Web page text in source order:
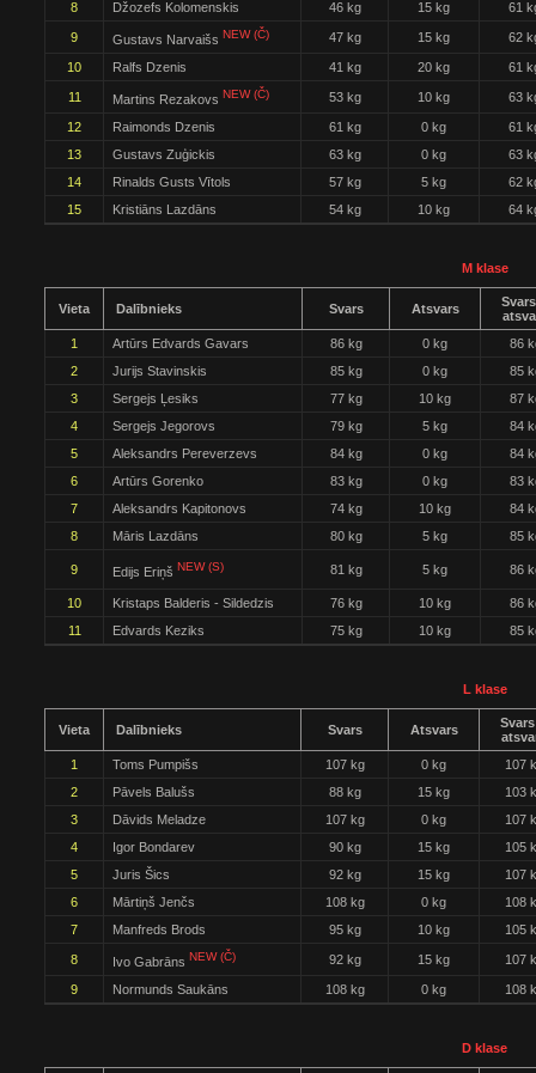
8
Džozefs Kolomenskis 46 kg 15 kg 61
9 Gustavs Narvaišs NEW (Č) 47 kg 15 kg 62
10 Ralfs Dzenis 41 kg 20 kg 61
11 Martins Rezakovs NEW (Č) 53 kg 10 kg 63
12 Raimonds Dzenis 61 kg 0 kg
61
13
Gustavs Zuģickis 63 kg 0 kg
63
14
Rinalds Gusts Vītols 57 kg 5 kg
62
15
Kristiāns Lazdāns 54 kg 10 kg 64
M klase
Vieta Dalībnieks Svars Atsvars
1
Artūrs Edvards Gavars 86 kg 0 kg
86
2
Jurijs Stavinskis 85 kg 0 kg
85
3
Sergejs Ļesiks 77 kg 10 kg
87
4
Sergejs Jegorovs 79 kg 5 kg
84
5
Aleksandrs Pereverzevs 84 kg 0 kg
84
6
Artūrs Gorenko 83 kg 0 kg
83
7
Aleksandrs Kapitonovs 74 kg 10 kg
84
8
Māris Lazdāns 80 kg 5 kg 85
9 Edijs Eriņš NEW (S) 81 kg 5 kg 86
10 Kristaps Balderis - Sildedzis 76 kg 10 kg
86
11
Edvards Keziks 75 kg 10 kg 85
L klase
Vieta Dalībnieks Svars Atsvars
1
Toms Pumpišs 107 kg 0 kg
107
2
Pāvels Balušs 88 kg 15 kg
103
3
Dāvids Meladze 107 kg 0 kg
107
4
Igor Bondarev 90 kg 15 kg
105
5
Juris Šics 92 kg 15 kg
107
6
Mārtiņš Jenčs 108 kg 0 kg
108
7
Manfreds Brods 95 kg 10 kg 105
8 Ivo Gabrāns NEW (Č) 92 kg 15 kg 107
9 Normunds Saukāns 108 kg 0 kg 108
D klase